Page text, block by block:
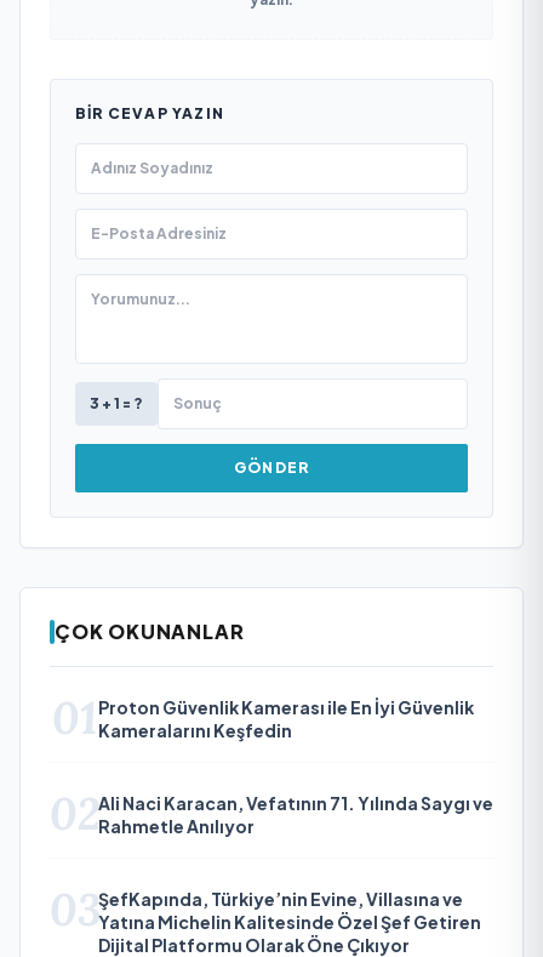
BIR CEVAP YAZIN
3 + 1 = ?
GÖNDER
ÇOK OKUNANLAR
01 Proton Güvenlik Kamerası ile En İyi Güvenlik
Kameralarını Keşfedin
02Ali Naci Karacan, Vefatının 71. Yılında Saygı ve
Rahmetle Anılıyor
03ŞefKapında, Türkiye’nin Evine, Villasına ve
Yatına Michelin Kalitesinde Özel Şef Getiren
Dijital Platformu Olarak Öne Çıkıyor